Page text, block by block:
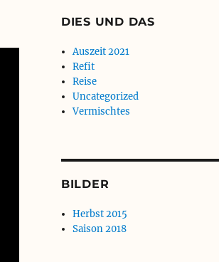
DIES UND DAS
Auszeit 2021
Refit
Reise
Uncategorized
Vermischtes
BILDER
Herbst 2015
Saison 2018